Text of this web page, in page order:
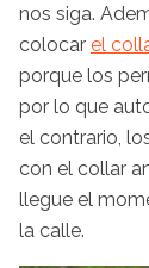
nos siga.
colocar el
porque los
por lo que
el contrario,
con el collar
llegue el
la calle.